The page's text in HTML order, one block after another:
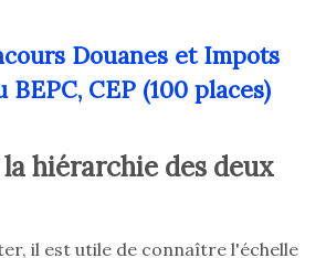
Douanes et Impots
CEP (100 places)
hiérarchie des deux
il est utile de connaître l'échelle